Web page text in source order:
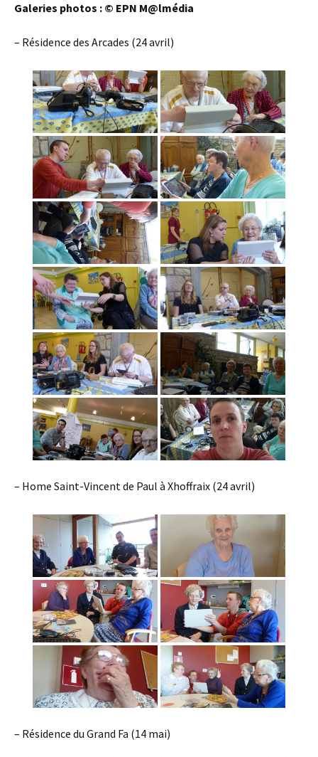
Galeries photos : © EPN M@lmédia
– Résidence des Arcades (24 avril)
– Home Saint-Vincent de Paul à Xhoffraix (24 avril)
– Résidence du Grand Fa (14 mai)